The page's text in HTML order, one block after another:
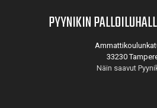
PYYNIKIN
33230
Näin saavut